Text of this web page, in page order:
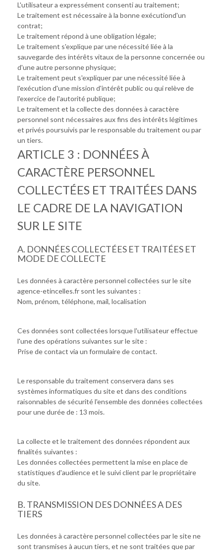
L'utilisateur a expressément consenti au traitement;
Le traitement est nécessaire à la bonne exécutiond'un
contrat;
Le traitement répond à une obligation légale;
Le traitement s'explique par une nécessité liée à la
sauvegarde des intérêts vitaux de la personne concernée ou
d'une autre personne physique;
Le traitement peut s'expliquer par une nécessité liée à
l'exécution d'une mission d'intérêt public ou qui relève de
l'exercice de l'autorité publique;
Le traitement et la collecte des données à caractère
personnel sont nécessaires aux fins des intérêts légitimes
et privés poursuivis par le responsable du traitement ou par
un tiers.
ARTICLE 3 : DONNÉES À
CARACTÈRE PERSONNEL
COLLECTÉES ET TRAITÉES DANS
LE CADRE DE LA NAVIGATION
SUR LE SITE
A. DONNÉES COLLECTÉES ET TRAITÉES ET
MODE DE COLLECTE
Les données à caractère personnel collectées sur le site
agence-etincelles.fr sont les suivantes :
Nom, prénom, téléphone, mail, localisation
Ces données sont collectées lorsque l'utilisateur effectue
l'une des opérations suivantes sur le site :
Prise de contact via un formulaire de contact.
Le responsable du traitement conservera dans ses
systèmes informatiques du site et dans des conditions
raisonnables de sécurité l'ensemble des données collectées
pour une durée de : 13 mois.
La collecte et le traitement des données répondent aux
finalités suivantes :
Les données collectées permettent la mise en place de
statistiques d'audience et le suivi client par le propriétaire
du site.
B. TRANSMISSION DES DONNÉES A DES
TIERS
Les données à caractère personnel collectées par le site ne
sont transmises à aucun tiers, et ne sont traitées que par